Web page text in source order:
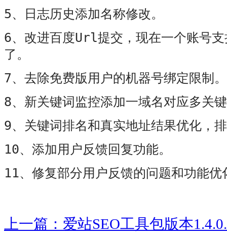
5、日志历史添加名称修改。
6、改进百度Url提交，现在一个账号
了。
7、去除免费版用户的机器号绑定限制。
8、新关键词监控添加一域名对应多关
9、关键词排名和真实地址结果优化，
10、添加用户反馈回复功能。
11、修复部分用户反馈的问题和功能优
上一篇：爱站SEO工具包版本